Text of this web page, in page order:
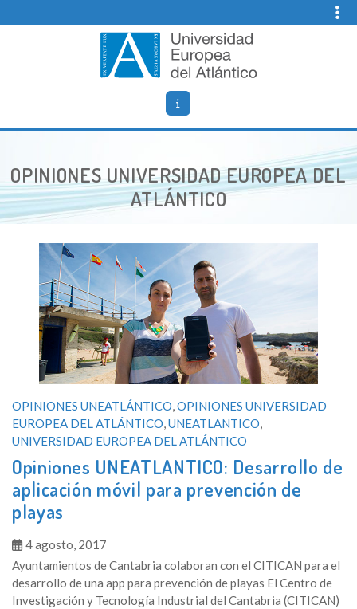
to
Opiniones Universidad Europea del Atlantico
Blog de opiniones, noticias y comentarios sobre
UNEATLANTICO (Universidad Europea del Atlántico).
CATEGORÍA:
OPINIONES UNIVERSIDAD EUROPEA DEL
ATLÁNTICO
OPINIONES UNEATLÁNTICO,OPINIONES UNIVERSIDAD
EUROPEA DEL ATLÁNTICO,UNEATLANTICO,
UNIVERSIDAD EUROPEA DEL ATLÁNTICO
Opiniones UNEATLANTICO: Desarrollo de
aplicación móvil para prevención de
playas
4 agosto, 2017
Ayuntamientos de Cantabria colaboran con el CITICAN para el
desarrollo de una app para prevención de playas El Centro de
Investigación y Tecnología Industrial del Cantabria (CITICAN)